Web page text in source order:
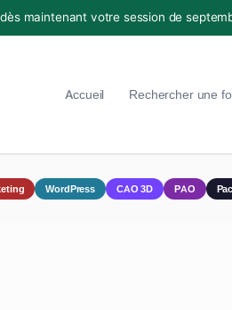
maintenant votre session de
Accueil Rechercher une
WordPress CAO 3D PAO